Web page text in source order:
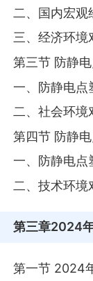
二、国内宏观
三、经济环境
第三节 防静
一、防静电点
二、社会环境
第四节 防静
一、防静电点
二、技术环境
第三章2024
第一节 2024